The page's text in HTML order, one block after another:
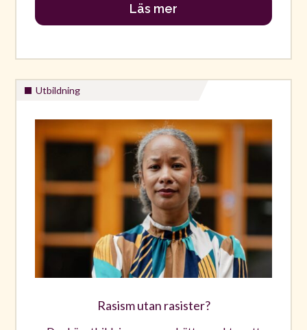
Läs mer
Utbildning
Rasism utan rasister?